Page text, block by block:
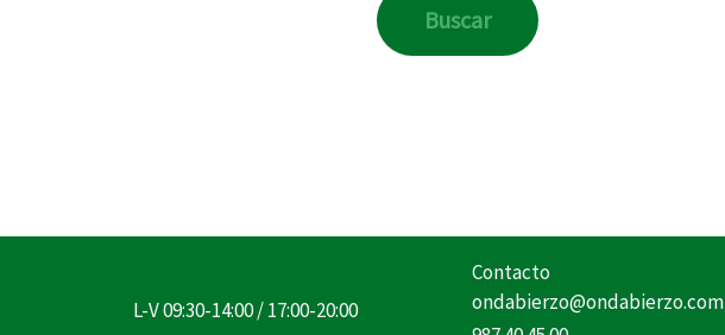
L-V 09:30-14:00 / 17:00-20:00
Contacto
ondabierzo@ondabierzo.com